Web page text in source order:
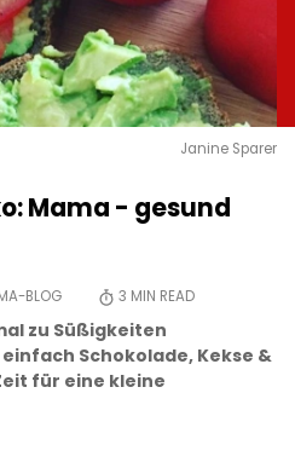
Janine Sparer
Mama - gesund
BLOG 3 MIN READ
zu Süßigkeiten
Schokolade, Kekse &
für eine kleine